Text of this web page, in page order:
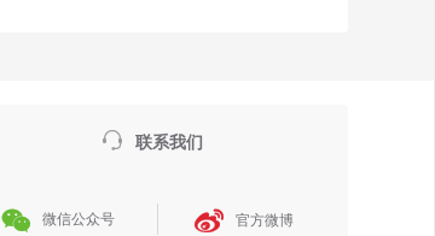
 联系我们
 微信公众号  官方微博